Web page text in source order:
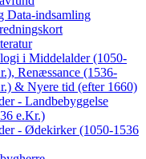
Data-indsamling
i Middelalder (1050-
Renæssance (1536-
& Nyere tid (efter 1660)
- Landbebyggelse
e.Kr.)
- Ødekirker (1050-1536